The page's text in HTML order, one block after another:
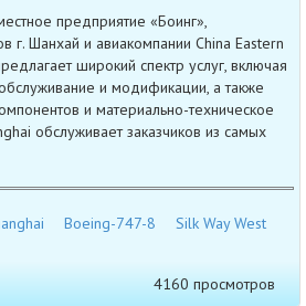
предприятие «Боинг»,
г. Шанхай и авиакомпании China Eastern
широкий спектр услуг, включая
и модификации, а также
и материально-техническое
обслуживает заказчиков из самых
Boeing-747-8
Silk Way West
4160 просмотров